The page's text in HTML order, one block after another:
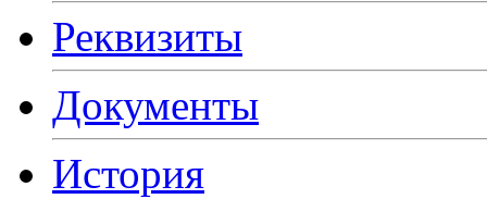
Реквизиты
Документы
История